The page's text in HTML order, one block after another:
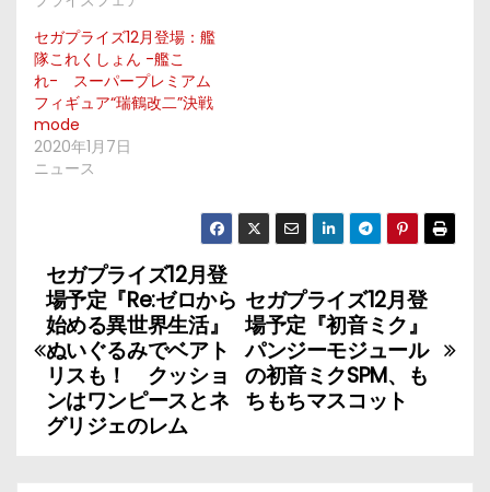
セガプライズ12月登場：艦
隊これくしょん -艦こ
れ- スーパープレミアム
フィギュア“瑞鶴改二”決戦
mode
2020年1月7日
ニュース
投
稿
ナ
ビ
セガプライズ12月登
場予定『初音ミク』
パンジーモジュール
の初音ミクSPM、も
ちもちマスコット
セガプライズ12月登
場予定『Re:ゼロから
始める異世界生活』
ぬいぐるみでベアト
リスも！ クッショ
ンはワンピースとネ
グリジェのレム